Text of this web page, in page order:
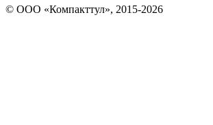
© OOO «Компакттул», 2015-2026